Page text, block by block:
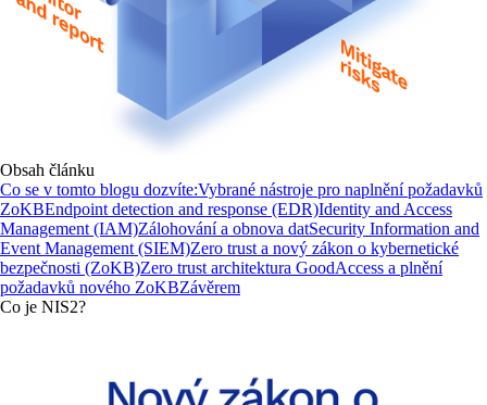
Obsah článku
Co se v tomto blogu dozvíte:Vybrané nástroje pro naplnění požadavků
ZoKBEndpoint detection and response (EDR)Identity and Access
Management (IAM)Zálohování a obnova datSecurity Information and
Event Management (SIEM)Zero trust a nový zákon o kybernetické
bezpečnosti (ZoKB)Zero trust architektura GoodAccess a plnění
požadavků nového ZoKBZávěrem
Co je NIS2?